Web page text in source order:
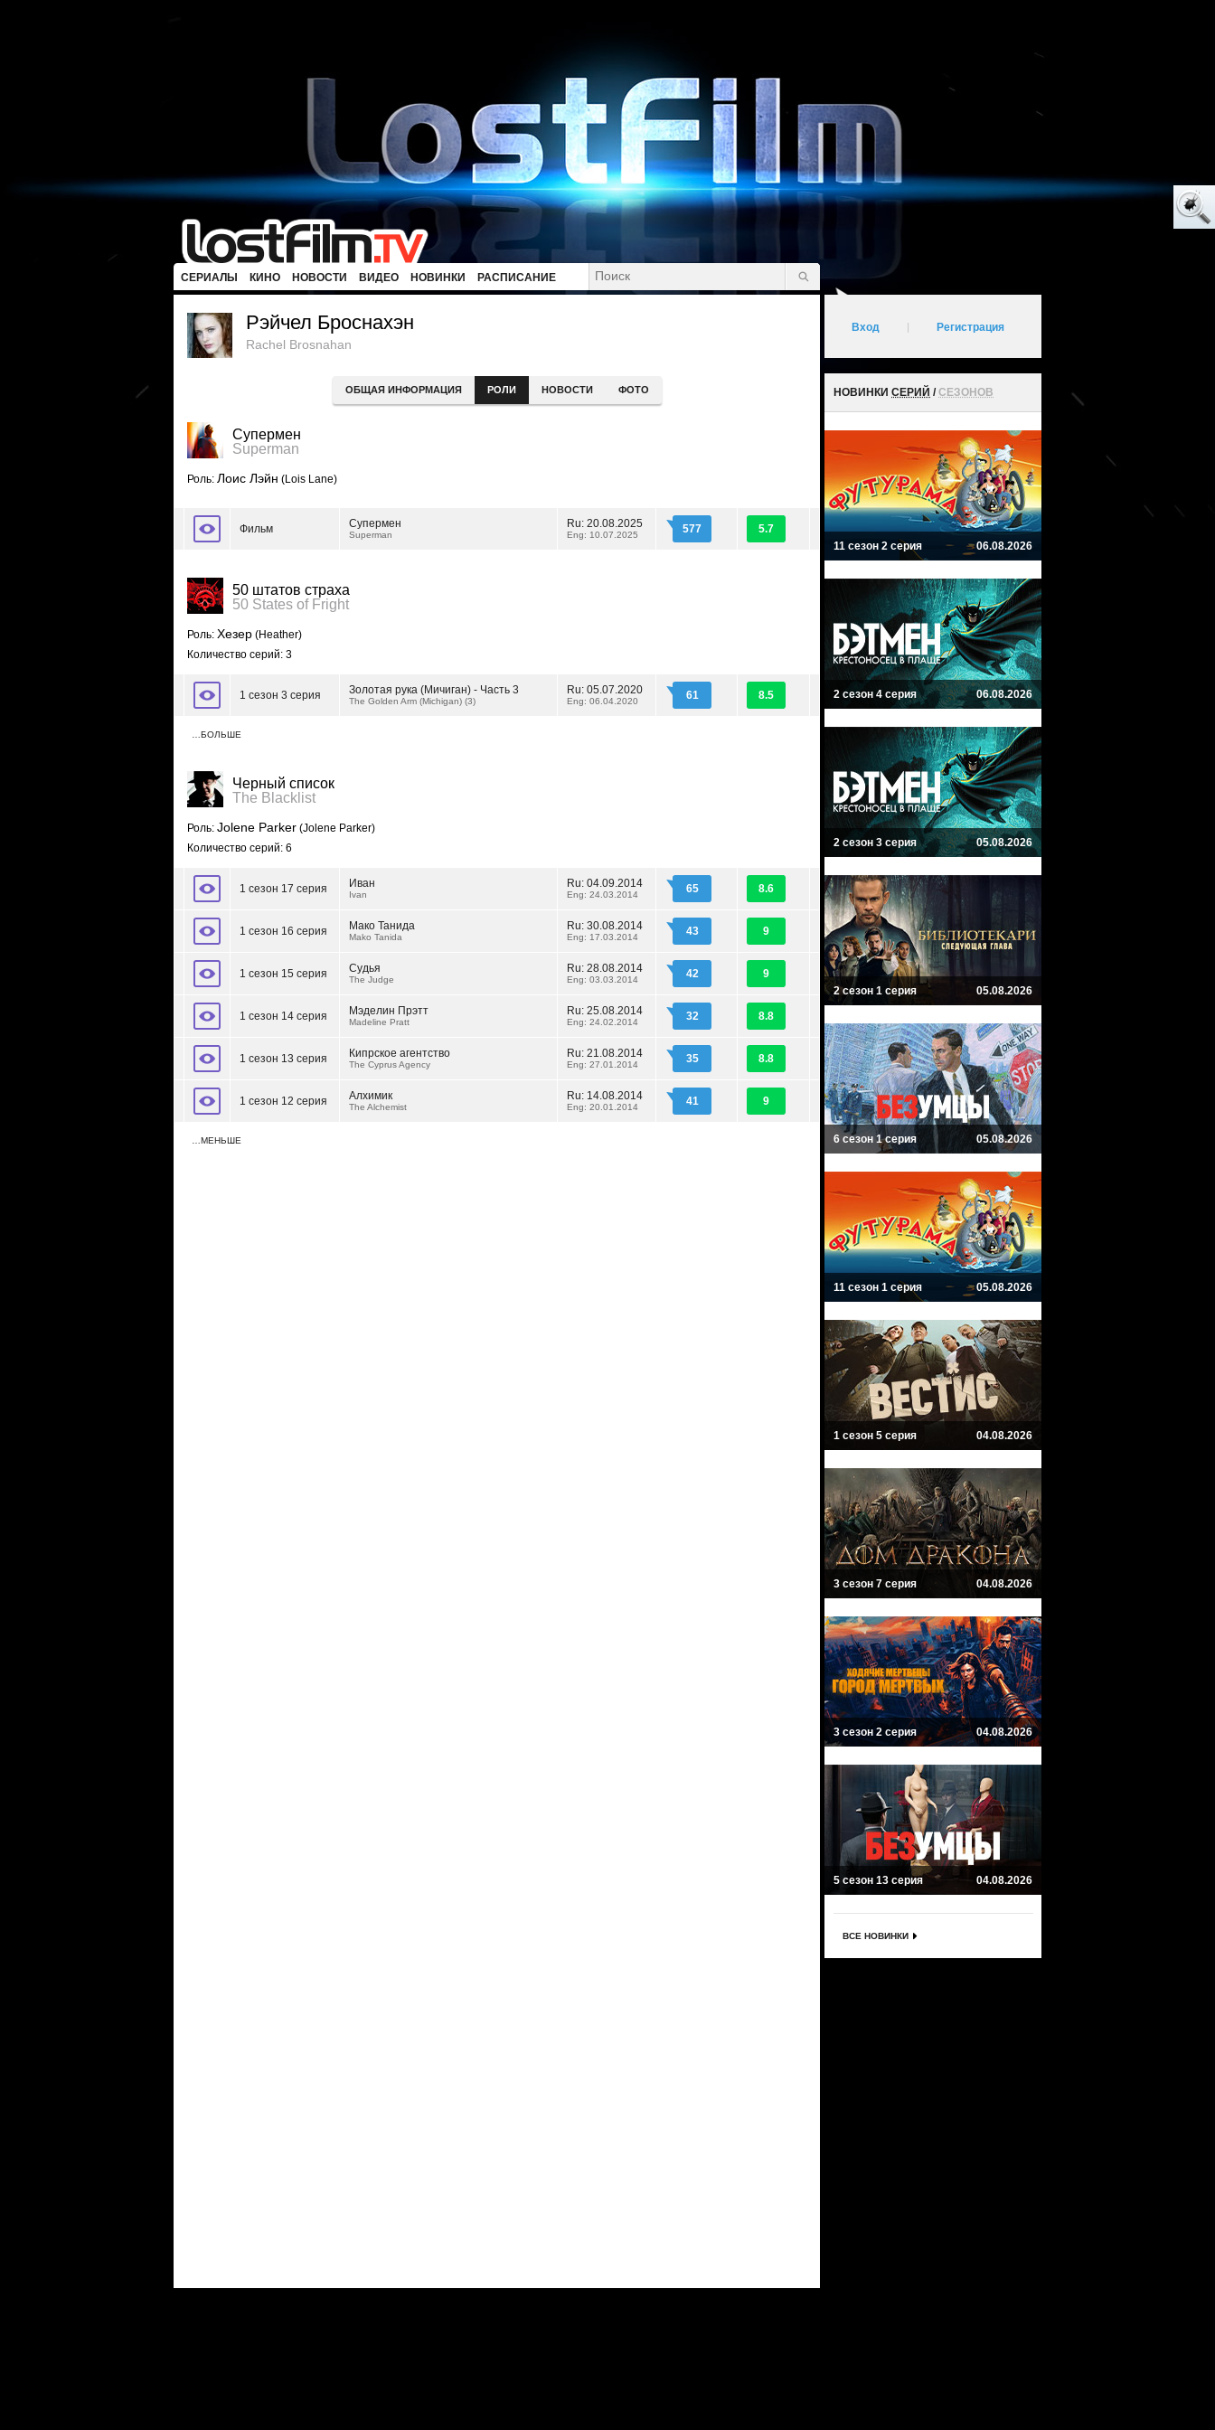
СЕРИАЛЫ КИНО НОВОСТИ ВИДЕО НОВИНКИ РАСПИСАНИЕ
Рэйчел Броснахэн
Rachel Brosnahan
ОБЩАЯ ИНФОРМАЦИЯ РОЛИ НОВОСТИ ФОТО
Супермен
Superman
Роль: Лоис Лэйн (Lois Lane)
Фильм Супермен
Superman
Ru: 20.08.2025
Eng: 10.07.2025 577 5.7
50 штатов страха
50 States of Fright
Роль: Хезер (Heather)
Количество серий: 3
1 сезон 3 серия Золотая рука (Мичиган) - Часть 3
The Golden Arm (Michigan) (3)
Ru: 05.07.2020
Eng: 06.04.2020 61 8.5
…БОЛЬШЕ
Черный список
The Blacklist
Роль: Jolene Parker (Jolene Parker)
Количество серий: 6
1 сезон 17 серия Иван
Ivan
Ru: 04.09.2014
Eng: 24.03.2014 65 8.6
1 сезон 16 серия Мако Танида
Mako Tanida
Ru: 30.08.2014
Eng: 17.03.2014 43 9
1 сезон 15 серия Судья
The Judge
Ru: 28.08.2014
Eng: 03.03.2014 42 9
1 сезон 14 серия Мэделин Прэтт
Madeline Pratt
Ru: 25.08.2014
Eng: 24.02.2014 32 8.8
1 сезон 13 серия Кипрское агентство
The Cyprus Agency
Ru: 21.08.2014
Eng: 27.01.2014 35 8.8
1 сезон 12 серия Алхимик
The Alchemist
Ru: 14.08.2014
Eng: 20.01.2014 41 9
…МЕНЬШЕ
Вход Регистрация
НОВИНКИ СЕРИЙ /СЕЗОНОВ
11 сезон 2 серия 06.08.2026
2 сезон 4 серия 06.08.2026
2 сезон 3 серия 05.08.2026
2 сезон 1 серия 05.08.2026
6 сезон 1 серия 05.08.2026
11 сезон 1 серия 05.08.2026
1 сезон 5 серия 04.08.2026
3 сезон 7 серия 04.08.2026
3 сезон 2 серия 04.08.2026
5 сезон 13 серия 04.08.2026
ВСЕ НОВИНКИ